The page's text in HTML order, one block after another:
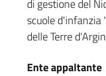
di gestione del
scuole d'infanzia
delle Terre
Ente appaltante